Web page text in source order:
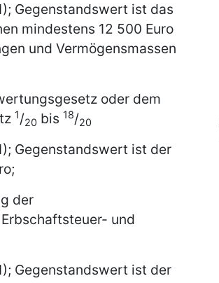
Gegenstandswert ist das
mindestens 12 500 Euro
und Vermögensmassen
oder dem
1/20 bis 18/20
Gegenstandswert ist der
der
und
Gegenstandswert ist der